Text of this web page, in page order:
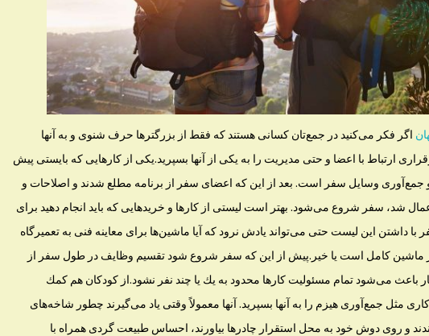
اگر فكر می‌كنید در جمع‌تان كسانی هستند كه فقط از بزرگتر‌ها حرف شنوی و به آنها
ارتباط با اعضا و حتی مدیریت را به یكی از آنها بسپرید.یكی از كار‌هایی كه بایستی پیش
جمع‌آوری وسایل سفر است. بعد از این كه اعضای سفر از برنامه مطلع شدند و اصلاحات و
شد، سفر شروع می‌شود. بهتر است لیستی از كار‌ها و خرید‌‌هایی كه باید انجام دهید برای
داشتن این لیست حتی می‌تواند یادش نرود كه آیا ماشین‌ها برای معاینه فنی به تعمیر‌گاه
ماشین كامل است یا خیر.پیش از این كه سفر شروع شود تقسیم وظایف در طول سفر از
باعث می‌شود تمام مسئولیت كار‌ها محدود به یك یا چند نفر نشود.از كودكان هم كمك
مثل جمع‌آوری هیزم را به آنها بسپرید. آنها معمولاً وقتی یاد می‌گیرند چطور شاخه‌های
و روی دوش خود به محل استقرار چادر‌ها بیاورند، احساس طبیعت ‌گردی همراه با